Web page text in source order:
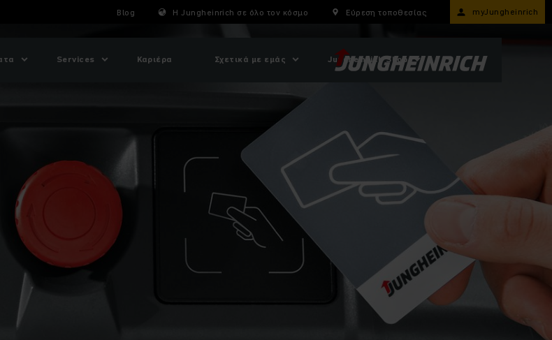
Blog Η Jungheinrich σε όλο τον κόσμο Εύρεση τοποθεσίας myJungheinrich
Services Καριέρα Σχετικά με εμάς Jungheinrich Shop